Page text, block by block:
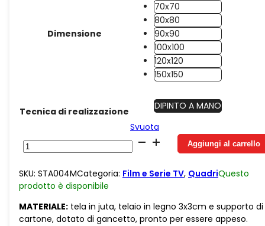
Dimensione
70x70
80x80
90x90
100x100
120x120
150x150
Tecnica di realizzazione
DIPINTO A MANO
Svuota
Juta
Darth
sfondo
rosso
quantità
Aggiungi al carrello
SKU: STA004MCategoria: Film e Serie TV, QuadriQuesto
prodotto è disponibile
MATERIALE: tela in juta, telaio in legno 3x3cm e supporto di
cartone, dotato di gancetto, pronto per essere appeso.